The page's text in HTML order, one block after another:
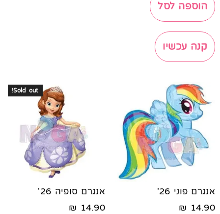
הוספה לסל
קנה עכשיו
אנגרם פוני 26'
14.90
₪
Sold out!
אנגרם סופיה 26'
14.90
₪